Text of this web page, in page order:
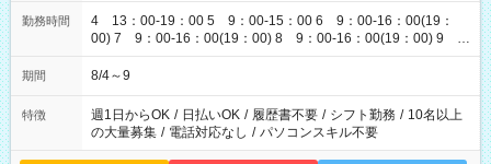
勤務時間
4 13：00-19：00 5 9：00-15：00 6 9：00-16：00(19：
00) 7 9：00-16：00(19：00) 8 9：00-16：00(19：00) 9
9：00-16：00(19：00)
期間 8/4～9
特徴 週1日からOK / 日払いOK / 履歴書不要 / シフト勤務 / 10名以上
の大量募集 / 電話対応なし / パソコンスキル不要